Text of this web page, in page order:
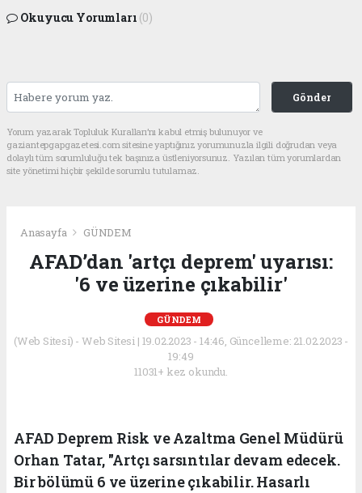
Okuyucu Yorumları (0)
Gönder
Yorum yazarak Topluluk Kuralları’nı kabul etmiş bulunuyor ve
gaziantepgapgazetesi.com sitesine yaptığınız yorumunuzla ilgili doğrudan veya
dolaylı tüm sorumluluğu tek başınıza üstleniyorsunuz. Yazılan tüm yorumlardan
site yönetimi hiçbir şekilde sorumlu tutulamaz.
Anasayfa GÜNDEM
AFAD’dan 'artçı deprem' uyarısı:
'6 ve üzerine çıkabilir'
GÜNDEM
(Web Sitesi) - Web Sitesi | 19.02.2023 - 14:46, Güncelleme: 21.02.2023 -
19:49
11031+ kez okundu.
AFAD Deprem Risk ve Azaltma Genel Müdürü
Orhan Tatar, "Artçı sarsıntılar devam edecek.
Bir bölümü 6 ve üzerine çıkabilir. Hasarlı